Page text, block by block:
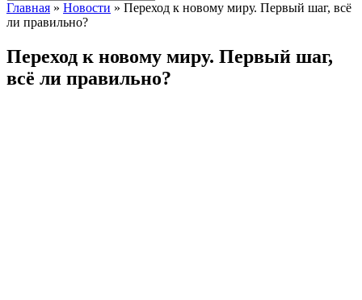
Главная » Новости » Переход к новому миру. Первый шаг, всё
ли правильно?
Переход к новому миру. Первый шаг,
всё ли правильно?